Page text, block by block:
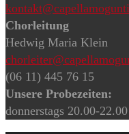
Chorleitung
Hedwig Maria Klein
(06 11) 445 76 15
Unsere Probezeiten:
donnerstags 20.00-